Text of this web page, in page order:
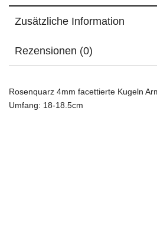
Zusätzliche Information
Rezensionen (0)
Rosenquarz 4mm facettierte Kugeln
Umfang: 18-18.5cm